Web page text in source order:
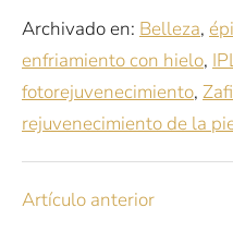
Archivado en: Belleza,
enfriamiento con hielo,
fotorejuvenecimiento,
rejuvenecimiento de la
Artículo anterior